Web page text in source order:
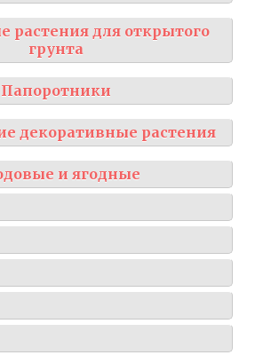
растения для открытого
грунта
Папоротники
декоративные растения
и ягодные